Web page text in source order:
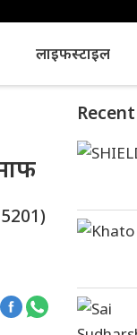
लाइफस्टाइल